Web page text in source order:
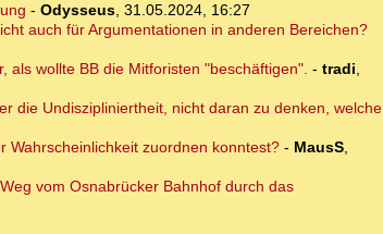
- Odysseus, 31.05.2024, 16:27
auch für Argumentationen in anderen Bereichen?
als wollte BB die Mitforisten "beschäftigen". - tradi,
die Undiszipliniertheit, nicht daran zu denken, welche
Wahrscheinlichkeit zuordnen konntest?- MausS,
vom Osnabrücker Bahnhof durch das